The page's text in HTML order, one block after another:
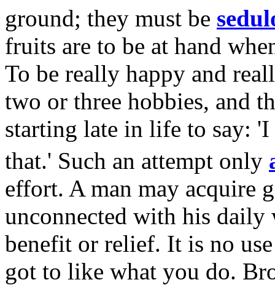
ground; they must be
fruits are to be at hand
To be really happy and
two or three hobbies, and
starting late in life to say:
that.' Such an attempt only
effort. A man may acquire
unconnected with his
benefit or relief. It is no
got to like what you do.